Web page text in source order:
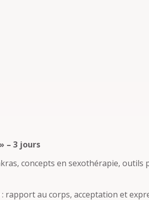
– 3 jours
concepts en sexothérapie, outils
rapport au corps, acceptation et